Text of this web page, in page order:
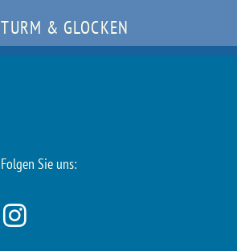
TURM & GLOCKEN
Folgen Sie uns: